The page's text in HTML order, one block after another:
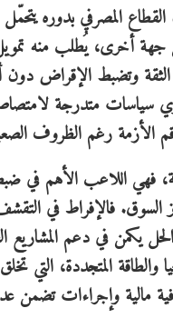
المصرفي بدوره
أخرى، يُطلب منه تمويل
وتضبط الإقراض دون
سياسات متدرجة
الأزمة رغم الظروف
فهي اللاعب الأهم في
السوق. فالإفراط في
يكمن في دعم المشاريع
والطاقة المتجددة،
مالية وإجراءات تضمن